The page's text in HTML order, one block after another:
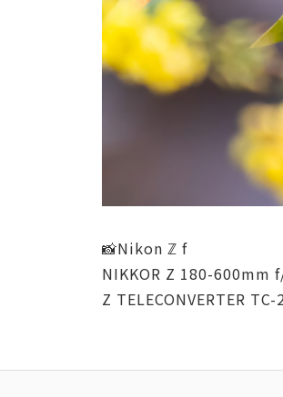
📸Nikon ℤ f
NIKKOR Z 180-600mm
Z TELECONVERTER TC-